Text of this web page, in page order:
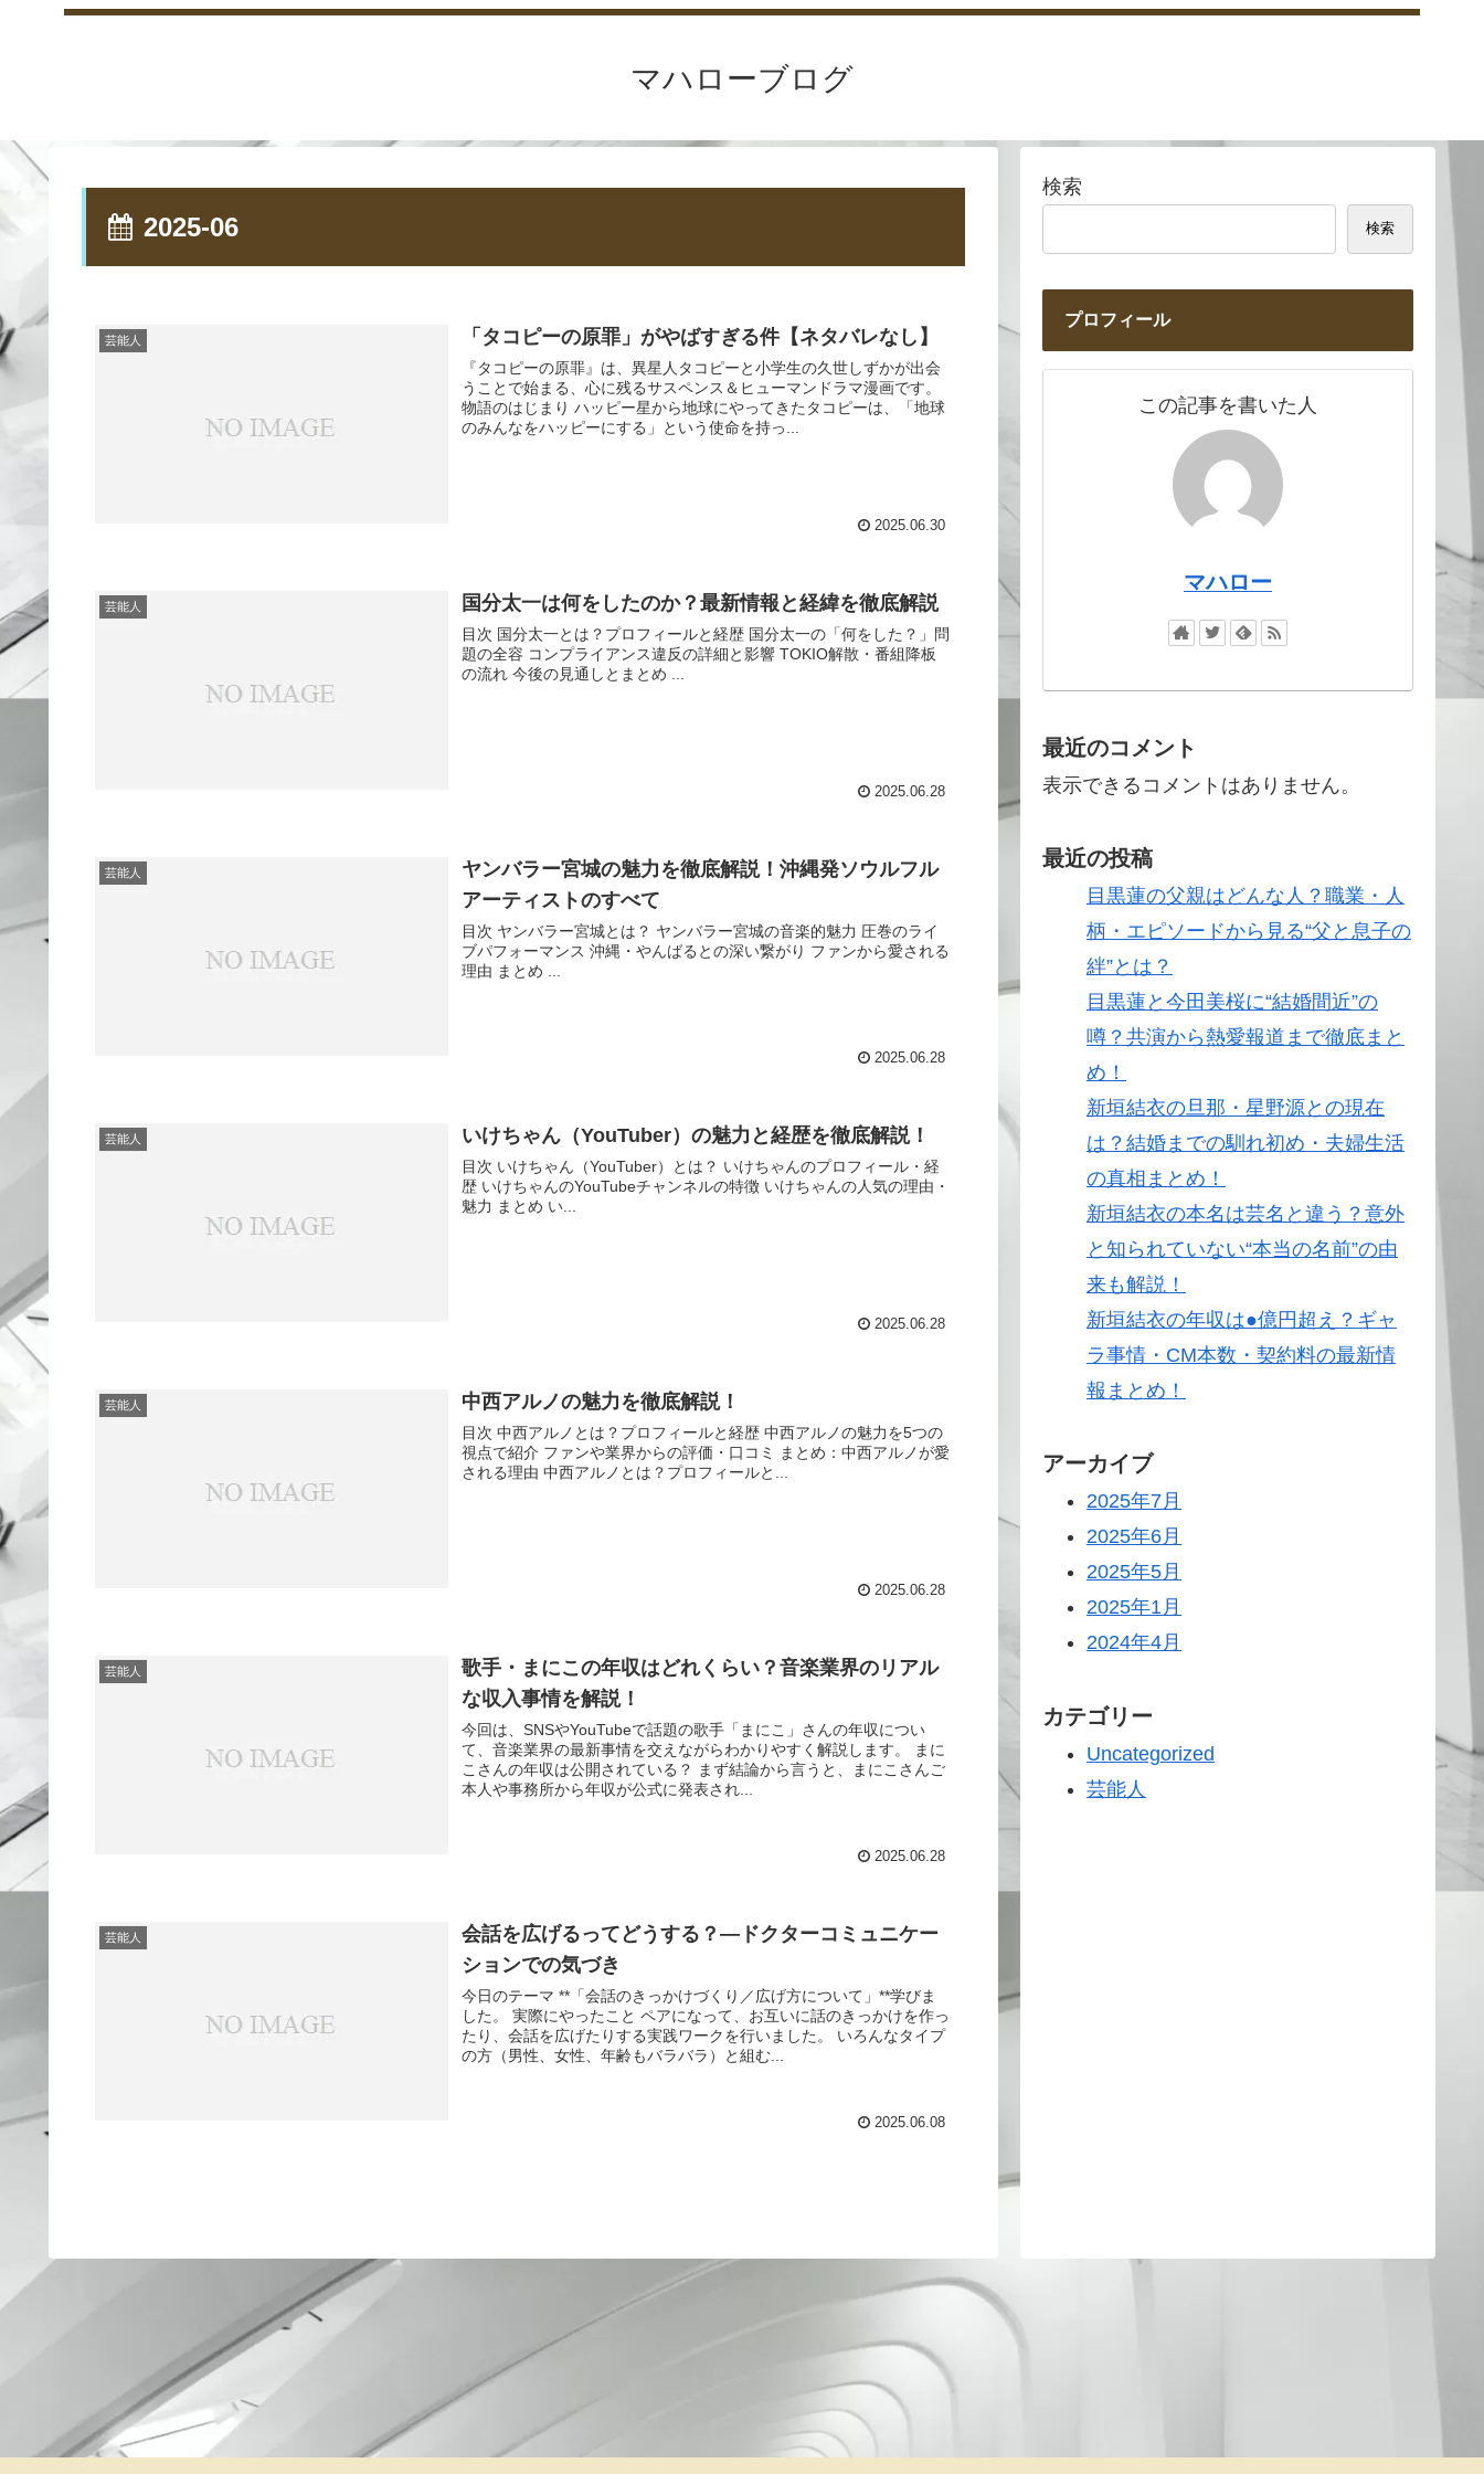
マハローブログ
2025-06
芸能人 「タコピーの原罪」がやばすぎる件【ネタバレなし】
『タコピーの原罪』は、異星人タコピーと小学生の久世しずかが出会
うことで始まる、心に残るサスペンス＆ヒューマンドラマ漫画です。
物語のはじまり ハッピー星から地球にやってきたタコピーは、「地球
のみんなをハッピーにする」という使命を持っ...
2025.06.30
芸能人 国分太一は何をしたのか？最新情報と経緯を徹底解説
目次 国分太一とは？プロフィールと経歴 国分太一の「何をした？」問
題の全容 コンプライアンス違反の詳細と影響 TOKIO解散・番組降板
の流れ 今後の見通しとまとめ ...
2025.06.28
芸能人
ヤンバラー宮城の魅力を徹底解説！沖縄発ソウルフル
アーティストのすべて
目次 ヤンバラー宮城とは？ ヤンバラー宮城の音楽的魅力 圧巻のライ
ブパフォーマンス 沖縄・やんばるとの深い繋がり ファンから愛される
理由 まとめ ...
2025.06.28
芸能人 いけちゃん（YouTuber）の魅力と経歴を徹底解説！
目次 いけちゃん（YouTuber）とは？ いけちゃんのプロフィール・経
歴 いけちゃんのYouTubeチャンネルの特徴 いけちゃんの人気の理由・
魅力 まとめ い...
2025.06.28
芸能人 中西アルノの魅力を徹底解説！
目次 中西アルノとは？プロフィールと経歴 中西アルノの魅力を5つの
視点で紹介 ファンや業界からの評価・口コミ まとめ：中西アルノが愛
される理由 中西アルノとは？プロフィールと...
2025.06.28
芸能人
歌手・まにこの年収はどれくらい？音楽業界のリアル
な収入事情を解説！
今回は、SNSやYouTubeで話題の歌手「まにこ」さんの年収につい
て、音楽業界の最新事情を交えながらわかりやすく解説します。 まに
こさんの年収は公開されている？ まず結論から言うと、まにこさんご
本人や事務所から年収が公式に発表され...
2025.06.28
芸能人
会話を広げるってどうする？—ドクターコミュニケー
ションでの気づき
今日のテーマ **「会話のきっかけづくり／広げ方について」**学びま
した。 実際にやったこと ペアになって、お互いに話のきっかけを作っ
たり、会話を広げたりする実践ワークを行いました。 いろんなタイプ
の方（男性、女性、年齢もバラバラ）と組む...
2025.06.08
検索
検索
プロフィール
この記事を書いた人
マハロー
最近のコメント
表示できるコメントはありません。
最近の投稿
目黒蓮の父親はどんな人？職業・人
柄・エピソードから見る“父と息子の
絆”とは？
目黒蓮と今田美桜に“結婚間近”の
噂？共演から熱愛報道まで徹底まと
め！
新垣結衣の旦那・星野源との現在
は？結婚までの馴れ初め・夫婦生活
の真相まとめ！
新垣結衣の本名は芸名と違う？意外
と知られていない“本当の名前”の由
来も解説！
新垣結衣の年収は●億円超え？ギャ
ラ事情・CM本数・契約料の最新情
報まとめ！
アーカイブ
2025年7月
2025年6月
2025年5月
2025年1月
2024年4月
カテゴリー
Uncategorized
芸能人